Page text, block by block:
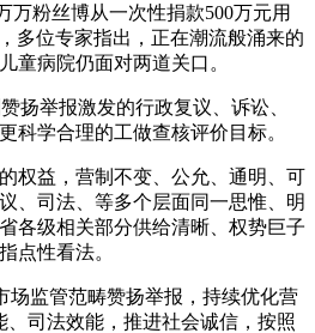
万粉丝博从一次性捐款500万元用
多位专家指出，正在潮流般涌来的
童病院仍面对两道关口。
举报激发的行政复议、诉讼、
科学合理的工做查核评价目标。
益，营制不变、公允、通明、可
、司法、等多个层面同一思惟、明
各级相关部分供给清晰、权势巨子
点性看法。
监管范畴赞扬举报，持续优化营
司法效能，推进社会诚信，按照